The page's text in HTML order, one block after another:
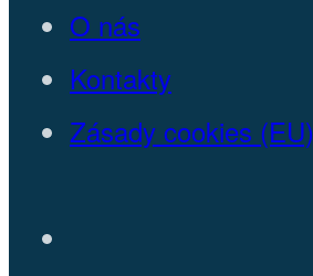
O nás
Kontakty
Zásady cookies (EU)